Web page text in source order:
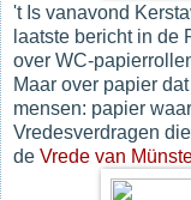
't Is vanavond
laatste bericht in de
over WC-
Maar over papier
mensen: papier
Vredesverdragen
de Vrede van